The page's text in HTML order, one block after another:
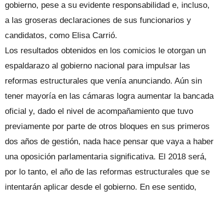
gobierno, pese a su evidente responsabilidad e, incluso,
a las groseras declaraciones de sus funcionarios y
candidatos, como Elisa Carrió.
Los resultados obtenidos en los comicios le otorgan un
espaldarazo al gobierno nacional para impulsar las
reformas estructurales que venía anunciando. Aún sin
tener mayoría en las cámaras logra aumentar la bancada
oficial y, dado el nivel de acompañamiento que tuvo
previamente por parte de otros bloques en sus primeros
dos años de gestión, nada hace pensar que vaya a haber
una oposición parlamentaria significativa. El 2018 será,
por lo tanto, el año de las reformas estructurales que se
intentarán aplicar desde el gobierno. En ese sentido,